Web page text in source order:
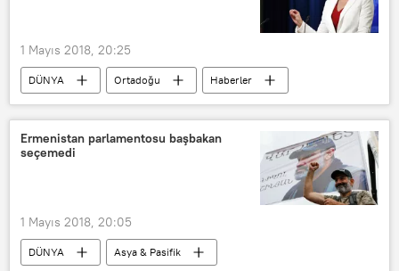
1 Mayıs 2018, 20:25
DÜNYA Ortadoğu
Haberler
POLİTİKA
ABD
Suriye
Heather Nauert
IŞİD
ABD Dışişleri Bakanlığı
Ermenistan parlamentosu başbakan
seçemedi
1 Mayıs 2018, 20:05
DÜNYA
Asya & Pasifik